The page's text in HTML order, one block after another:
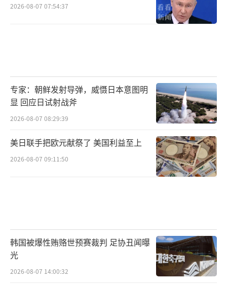
2026-08-07 07:54:37
专家：朝鲜发射导弹，威慑日本意图明
显 回应日试射战斧
2026-08-07 08:29:39
美日联手把欧元献祭了 美国利益至上
2026-08-07 09:11:50
韩国被爆性贿赂世预赛裁判 足协丑闻曝
光
2026-08-07 14:00:32